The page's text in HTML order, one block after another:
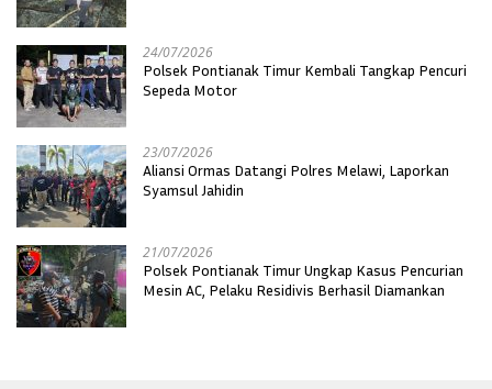
24/07/2026
Polsek Pontianak Timur Kembali Tangkap Pencuri
Sepeda Motor
23/07/2026
Aliansi Ormas Datangi Polres Melawi, Laporkan
Syamsul Jahidin
21/07/2026
Polsek Pontianak Timur Ungkap Kasus Pencurian
Mesin AC, Pelaku Residivis Berhasil Diamankan